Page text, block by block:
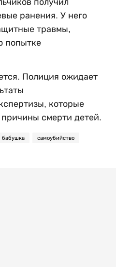
получил
ранения. У него
травмы,
попытке
Полиция ожидает
которые
смерти детей.
бабушка самоубийство